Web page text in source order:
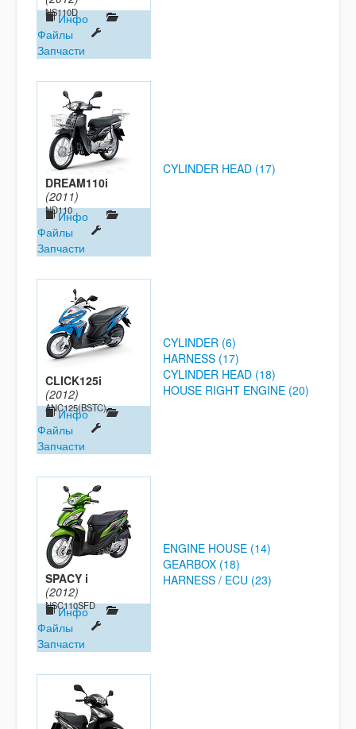
NS110D
Инфо
Файлы
Запчасти
DREAM110i
(2011)
ND110Инфо
Файлы
Запчасти
CYLINDER HEAD (17)
CLICK125i
(2012)
ANC125(BSTC)
Инфо
Файлы
Запчасти
CYLINDER (6)
HARNESS (17)
CYLINDER HEAD (18)
HOUSE RIGHT ENGINE (20)
SPACY i
(2012)
NSC110SFD
Инфо
Файлы
Запчасти
ENGINE HOUSE (14)
GEARBOX (18)
HARNESS / ECU (23)